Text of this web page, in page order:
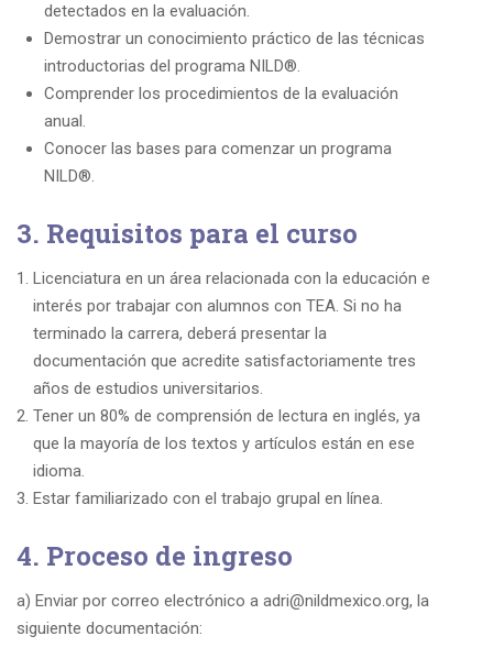
detectados en la evaluación.
Demostrar un conocimiento práctico de las técnicas
introductorias del programa NILD®.
Comprender los procedimientos de la evaluación
anual.
Conocer las bases para comenzar un programa
NILD®.
3. Requisitos para el curso
Licenciatura en un área relacionada con la educación e
interés por trabajar con alumnos con TEA. Si no ha
terminado la carrera, deberá presentar la
documentación que acredite satisfactoriamente tres
años de estudios universitarios.
Tener un 80% de comprensión de lectura en inglés, ya
que la mayoría de los textos y artículos están en ese
idioma.
Estar familiarizado con el trabajo grupal en línea.
4. Proceso de ingreso
a) Enviar por correo electrónico a adri@nildmexico.org, la
siguiente documentación: